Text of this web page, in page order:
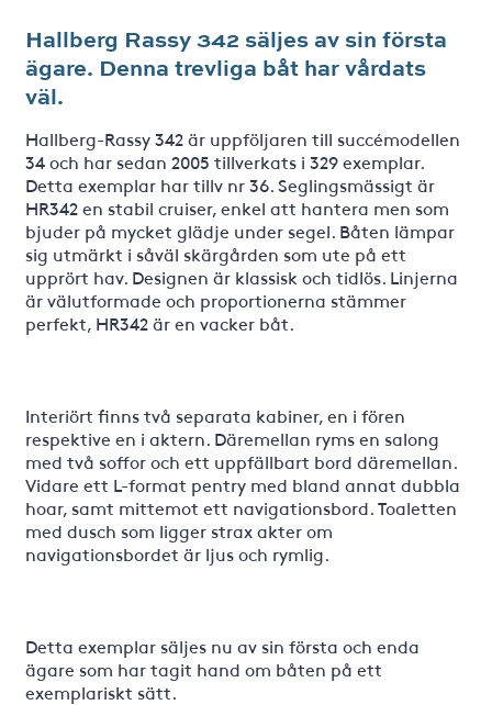
Hallberg Rassy 342 säljes av sin första
ägare. Denna trevliga båt har vårdats
väl.
Hallberg-Rassy 342 är uppföljaren till succémodellen
34 och har sedan 2005 tillverkats i 329 exemplar.
Detta exemplar har tillv nr 36. Seglingsmässigt är
HR342 en stabil cruiser, enkel att hantera men som
bjuder på mycket glädje under segel. Båten lämpar
sig utmärkt i såväl skärgården som ute på ett
upprört hav. Designen är klassisk och tidlös. Linjerna
är välutformade och proportionerna stämmer
perfekt, HR342 är en vacker båt.
Interiört finns två separata kabiner, en i fören
respektive en i aktern. Däremellan ryms en salong
med två soffor och ett uppfällbart bord däremellan.
Vidare ett L-format pentry med bland annat dubbla
hoar, samt mittemot ett navigationsbord. Toaletten
med dusch som ligger strax akter om
navigationsbordet är ljus och rymlig.
Detta exemplar säljes nu av sin första och enda
ägare som har tagit hand om båten på ett
exemplariskt sätt.